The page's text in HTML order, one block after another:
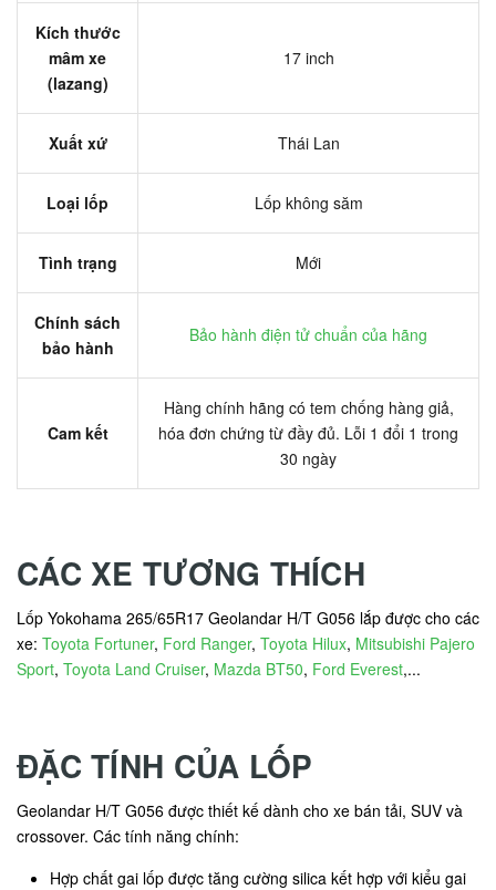
Kích thước
mâm xe
(lazang)
17 inch
Xuất xứ Thái Lan
Loại lốp Lốp không săm
Tình trạng Mới
Chính sách
bảo hành
Bảo hành điện tử chuẩn của hãng
Cam kết
Hàng chính hãng có tem chống hàng giả,
hóa đơn chứng từ đầy đủ. Lỗi 1 đổi 1 trong
30 ngày
CÁC XE TƯƠNG THÍCH
Lốp Yokohama 265/65R17 Geolandar H/T G056 lắp được cho các
xe: Toyota Fortuner, Ford Ranger, Toyota Hilux, Mitsubishi Pajero
Sport, Toyota Land Cruiser, Mazda BT50, Ford Everest,...
ĐẶC TÍNH CỦA LỐP
Geolandar H/T G056 được thiết kế dành cho xe bán tải, SUV và
crossover. Các tính năng chính:
Hợp chất gai lốp được tăng cường silica kết hợp với kiểu gai